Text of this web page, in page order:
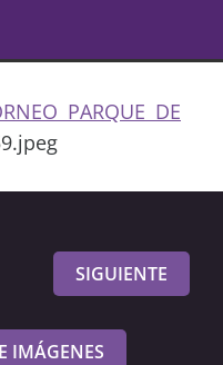
PARQUE DE
SIGUIENTE
IMÁGENES